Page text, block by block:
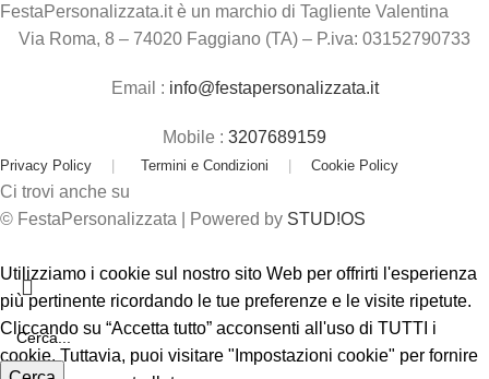
FestaPersonalizzata.it è un marchio di Tagliente Valentina
Via Roma, 8 – 74020 Faggiano (TA) – P.iva: 03152790733
Email : info@festapersonalizzata.it
Mobile : 3207689159
Privacy Policy | Termini e Condizioni | Cookie Policy
Ci trovi anche su
© FestaPersonalizzata | Powered by STUD!OS
Utilizziamo i cookie sul nostro sito Web per offrirti l'esperienza
più pertinente ricordando le tue preferenze e le visite ripetute.
Cliccando su “Accetta tutto” acconsenti all'uso di TUTTI i
cookie. Tuttavia, puoi visitare "Impostazioni cookie" per fornire